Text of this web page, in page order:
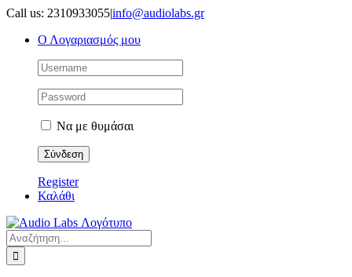
Μετάβαση
περιεχόμενο
Call us: 2310933055|info@audiolabs.gr
Ο Λογαριασμός μου
Να με θυμάσαι
Register
Καλάθι
Αναζήτηση
για: